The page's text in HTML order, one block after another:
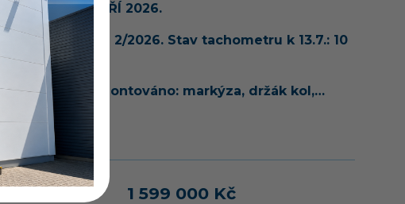
ODBĚRU OD ZÁŘÍ 2026.
První registrace 2/2026. Stav tachometru k 13.7.: 10
793 km.
Dodatečně namontováno: markýza, držák kol,…
Více o vozu
1 599 000 Kč